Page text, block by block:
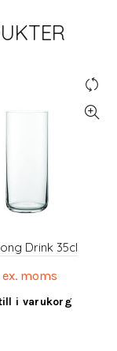
Drink 35cl
ex. moms
i varukorg